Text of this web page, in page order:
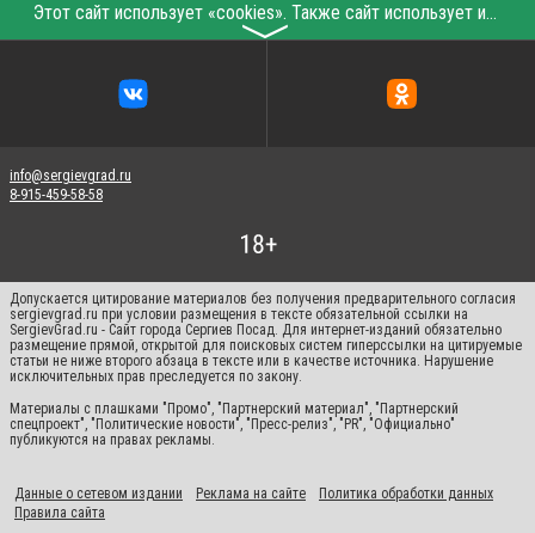
Этот сайт использует «cookies». Также сайт использует интернет-сервис для сбора технических данных касательно посетителей с целью получения маркетинговой и статистической информации. Условия обработки данных посетителей сайта см.
〉
info@sergievgrad.ru
8-915-459-58-58
Допускается цитирование материалов без получения предварительного согласия
sergievgrad.ru при условии размещения в тексте обязательной ссылки на
SergievGrad.ru - Сайт города Сергиев Посад. Для интернет-изданий обязательно
размещение прямой, открытой для поисковых систем гиперссылки на цитируемые
статьи не ниже второго абзаца в тексте или в качестве источника. Нарушение
исключительных прав преследуется по закону.
Материалы с плашками "Промо", "Партнерский материал", "Партнерский
спецпроект", "Политические новости", "Пресс-релиз", "PR", "Официально"
публикуются на правах рекламы.
Данные о сетевом издании Реклама на сайте
Политика обработки данных
Правила сайта